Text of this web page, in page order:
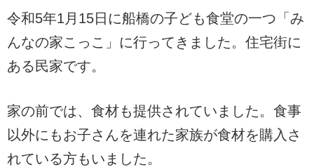
令和5年1月15日に船橋の子ども食堂の一つ「み
んなの家こっこ」に行ってきました。住宅街に
ある民家です。
家の前では、食材も提供されていました。食事
以外にもお子さんを連れた家族が食材を購入さ
れている方もいました。